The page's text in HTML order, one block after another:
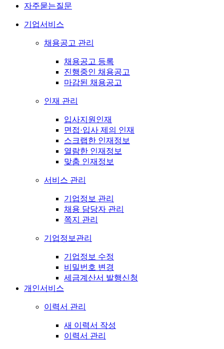
자주묻는질문
기업서비스
채용공고 관리
채용공고 등록
진행중인 채용공고
마감된 채용공고
인재 관리
입사지원인재
면접·입사 제의 인재
스크랩한 인재정보
열람한 인재정보
맞춤 인재정보
서비스 관리
기업정보 관리
채용 담당자 관리
쪽지 관리
기업정보관리
기업정보 수정
비밀번호 변경
세금계산서 발행신청
개인서비스
이력서 관리
새 이력서 작성
이력서 관리